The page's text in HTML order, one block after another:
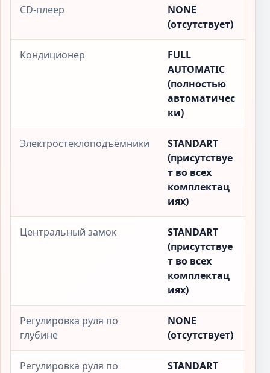
CD-плеер
NONE
(отсутствует)
Кондиционер
FULL
AUTOMATIC
(полностью
автоматичес
ки)
Электростеклоподъёмники
STANDART
(присутствуе
т во всех
комплектац
иях)
Центральный замок
STANDART
(присутствуе
т во всех
комплектац
иях)
Регулировка руля по
глубине
NONE
(отсутствует)
Регулировка руля по
STANDART